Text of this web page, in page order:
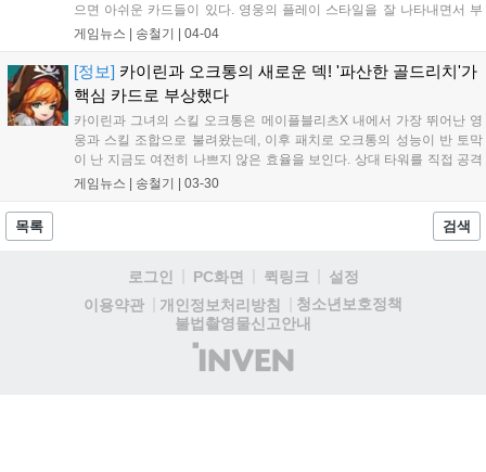
으면 아쉬운 카드들이 있다. 영웅의 플레이 스타일을 잘 나타내면서 부
족한 부분을 채워주는 해당 카드들은 누구나 한 번...
게임뉴스 | 송철기 04-04
[정보] 카이린과 오크통의 새로운 덱! '파산한 골드리치'가
핵심 카드로 부상했다
카이린과 그녀의 스킬 오크통은 메이플블리츠X 내에서 가장 뛰어난 영
웅과 스킬 조합으로 불려왔는데, 이후 패치로 오크통의 성능이 반 토막
이 난 지금도 여전히 나쁘지 않은 효율을 보인다. 상대 타워를 직접 공격
하여 빠르게 파괴하던 돌격 카이린 덱 역시 아...
게임뉴스 | 송철기 03-30
목록 검색
로그인 PC화면 퀵링크
설정
이용약관
개인정보처리방침
청소년보호정책
불법촬영물신고안내
(주)
인